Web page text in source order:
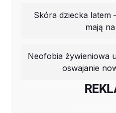
Skóra dziecka latem
mają
Neofobia żywieniowa
oswajanie